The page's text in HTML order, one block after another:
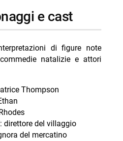
e cast
di figure note
natalizie e attori
Thompson
: direttore del villaggio
del mercatino